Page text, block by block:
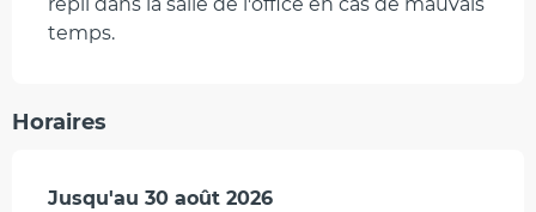
temps.
Horaires
Du4 juillet 2026au30 août 2026
Jusqu'au 30 août 2026